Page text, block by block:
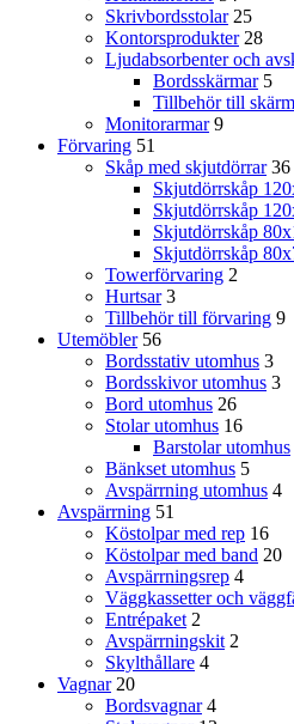
Skrivbordsstolar 25
Kontorsprodukter 28
Ljudabsorbenter och
Bordsskärmar 5
Tillbehör till
Monitorarmar 9
Förvaring 51
Skåp med skjutdörrar 36
Skjutdörrskåp
Skjutdörrskåp
Skjutdörrskåp
Skjutdörrskåp
Towerförvaring 2
Hurtsar 3
Tillbehör till förvaring 9
Utemöbler 56
Bordsstativ utomhus 3
Bordsskivor utomhus 3
Bord utomhus 26
Stolar utomhus 16
Barstolar utomhus
Bänkset utomhus 5
Avspärrning utomhus 4
Avspärrning 51
Köstolpar med rep 16
Köstolpar med band 20
Avspärrningsrep 4
Väggkassetter och
Entrépaket 2
Avspärrningskit 2
Skylthållare 4
Vagnar 20
Bordsvagnar 4